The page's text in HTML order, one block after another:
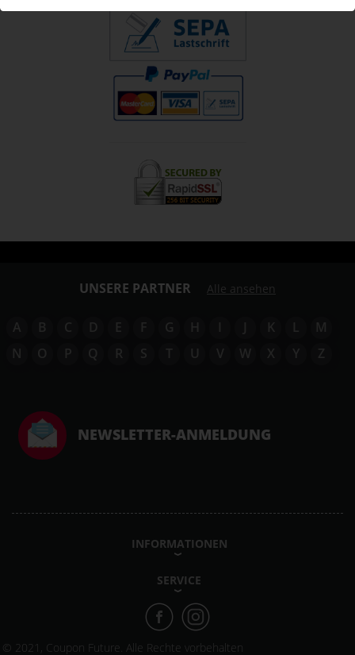
UNSERE PARTNER Alle ansehen
A B C D E F G H I J K L
M
N
O P Q R S T U V W X Y Z
NEWSLETTER-ANMELDUNG
INFORMATIONEN
SERVICE
© 2021, Coupon Future. Alle Rechte vorbehalten